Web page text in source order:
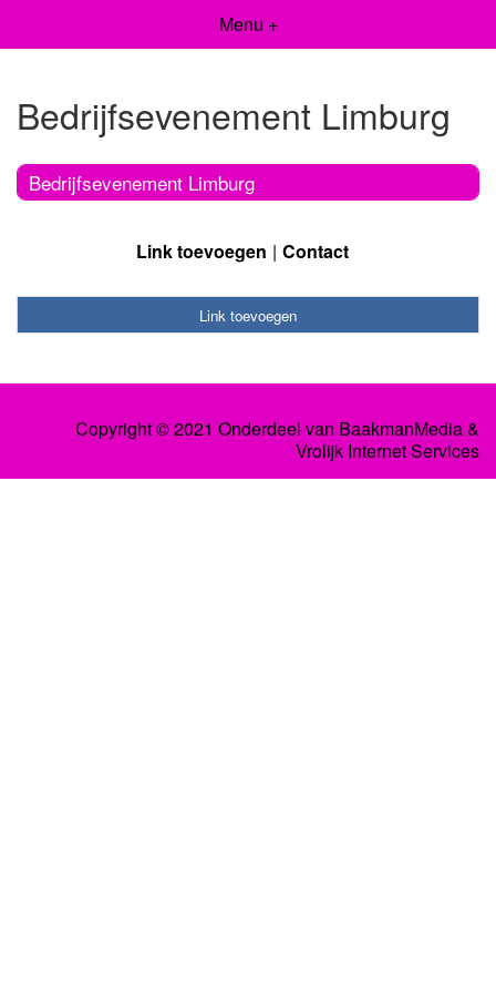
Menu +
Bedrijfsevenement Limburg
Bedrijfsevenement Limburg
Link toevoegen Contact
Link toevoegen
Copyright © 2021 Onderdeel van BaakmanMedia&
Vrolijk Internet Services